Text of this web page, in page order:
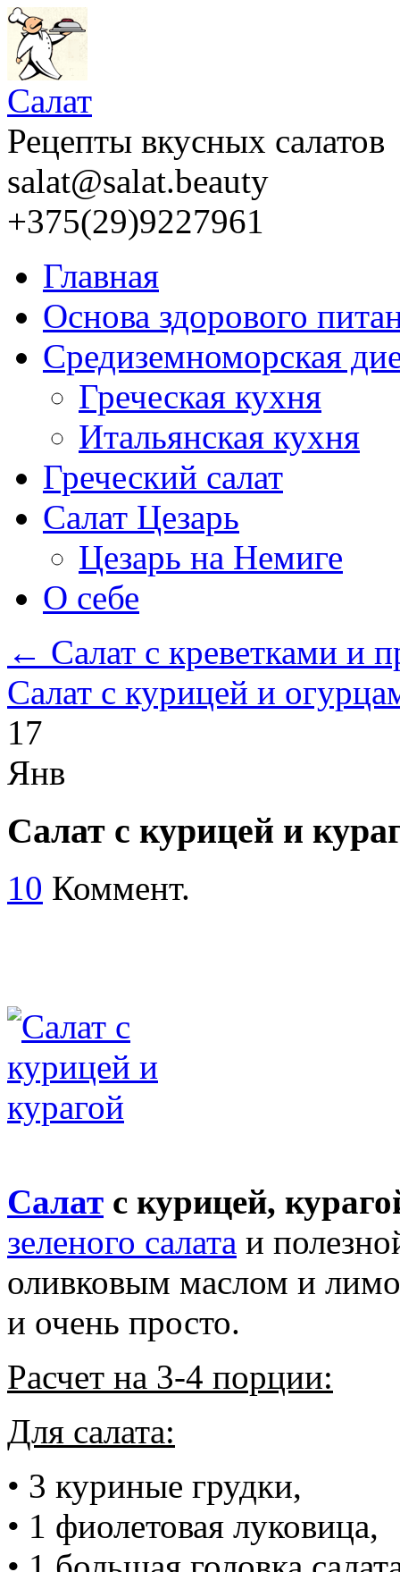
Салат
Рецепты вкусных салатов
salat@salat.beauty
+375(29)9227961
Главная
Основа здорового
Средиземноморская
Греческая кухня
Итальянская кухня
Греческий салат
Салат Цезарь
Цезарь на Немиге
О себе
← Салат с креветками и
Салат с курицей и
17
Янв
Салат с курицей и
10 Коммент.
Салат с курицей,
зеленого салата и
оливковым маслом и
и очень просто.
Расчет на 3-4 порции:
Для салата:
• 3 куриные грудки,
• 1 фиолетовая луковица,